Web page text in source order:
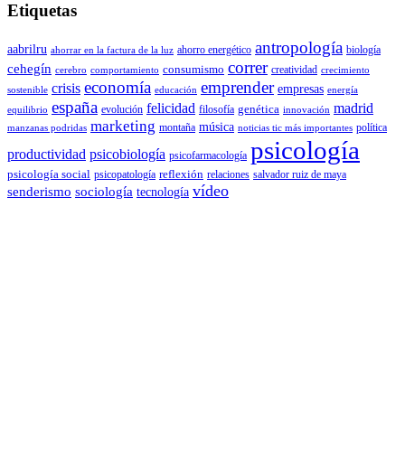
Etiquetas
aabrilru ahorrar en la factura de la luz ahorro energético antropología biología
cehegín cerebro comportamiento consumismo correr creatividad crecimiento
sostenible crisis economía educación emprender empresas energía
equilibrio españa evolución felicidad filosofía genética innovación madrid
manzanas podridas marketing montaña música noticias tic más importantes política
productividad psicobiología psicofarmacología psicología
psicología social psicopatología reflexión relaciones salvador ruiz de maya
senderismo sociología tecnología vídeo